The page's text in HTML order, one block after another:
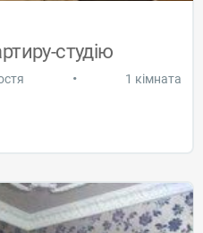
студію
• 1 кімната